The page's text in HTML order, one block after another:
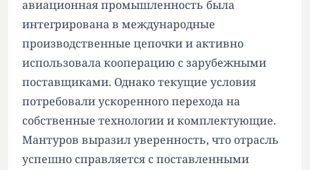
авиационная промышленность была
интегрирована в международные
производственные цепочки и активно
использовала кооперацию с зарубежными
поставщиками. Однако текущие условия
потребовали ускоренного перехода на
собственные технологии и комплектующие.
Мантуров выразил уверенность, что отрасль
успешно справляется с поставленными